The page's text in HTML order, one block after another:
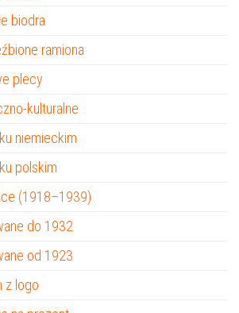
biodra
ramiona
plecy
kulturalne
niemieckim
polskim
(1918–1939)
do 1932
od 1923
z logo